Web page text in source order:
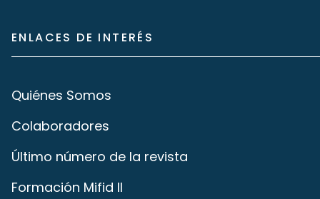
ENLACES DE INTERÉS
Quiénes Somos
Colaboradores
Último número de la revista
Formación Mifid II